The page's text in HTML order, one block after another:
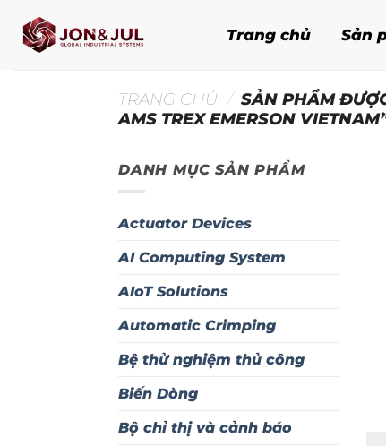
qua
Trang chủ Sản
TRANG CHỦ / SẢN PHẨM
AMS TREX EMERSON
DANH MỤC SẢN PHẨM
Actuator Devices
AI Computing System
AIoT Solutions
Automatic Crimping
Bệ thử nghiệm thủ công
Biến Dòng
Bộ chỉ thị và cảnh báo